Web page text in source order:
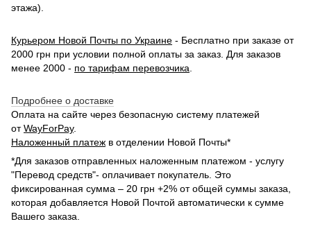
этажа).
Курьером Новой Почты по Украине - Бесплатно при заказе от
2000 грн при условии полной оплаты за заказ. Для заказов
менее 2000 - по тарифам перевозчика
Подробнее о доставке
Оплата на сайте через безопасную систему платежей
отWayForPay.
Наложенный платеж в отделении Новой Почты*
*Для заказов отправленных наложенным платежом - услугу
"Перевод средств"- оплачивает покупатель. Это
фиксированная сумма – 20 грн +2% от общей суммы заказа,
которая добавляется Новой Почтой автоматически к сумме
Вашего заказа.